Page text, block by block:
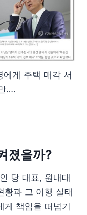
게 주택 매각 서
….
졌을까?
당 대표, 원내대
황과 그 이행 실태
게 책임을 떠넘기